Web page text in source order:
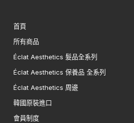
首頁
所有商品
Éclat Aesthetics 髮品全系列
Éclat Aesthetics 保養品 全系列
Éclat Aesthetics 周邊
韓國原裝進口
會員制度